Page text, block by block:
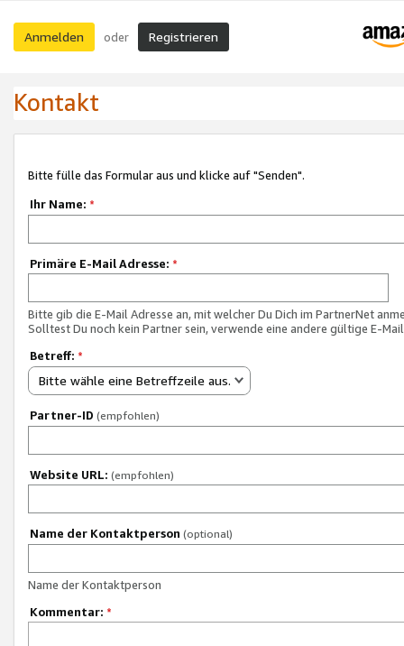
Anmelden oder Registrieren
Kontakt
Bitte fülle das Formular aus und klicke auf "Senden".
Ihr Name: *
Primäre E-Mail Adresse: *
Bitte gib die E-Mail Adresse an, mit welcher Du Dich im PartnerNet
Solltest Du noch kein Partner sein, verwende eine andere gültige E-
Betreff: *
Bitte wähle eine Betreffzeile aus.
Partner-ID (empfohlen)
Website URL: (empfohlen)
Name der Kontaktperson (optional)
Name der Kontaktperson
Kommentar: *